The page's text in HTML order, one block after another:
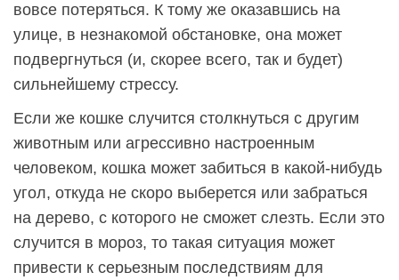
вовсе потеряться. К тому же оказавшись на
улице, в незнакомой обстановке, она может
подвергнуться (и, скорее всего, так и будет)
сильнейшему стрессу.
Если же кошке случится столкнуться с другим
животным или агрессивно настроенным
человеком, кошка может забиться в какой-нибудь
угол, откуда не скоро выберется или забраться
на дерево, с которого не сможет слезть. Если это
случится в мороз, то такая ситуация может
привести к серьезным последствиям для